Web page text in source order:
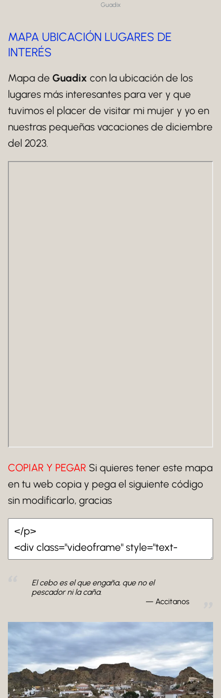
Guadix
MAPA UBICACIÓN LUGARES DE
INTERÉS
Mapa de Guadix con la ubicación de los
lugares más interesantes para ver y que
tuvimos el placer de visitar mi mujer y yo en
nuestras pequeñas vacaciones de diciembre
del 2023.
COPIAR Y PEGAR Si quieres tener este mapa
en tu web copia y pega el siguiente código
sin modificarlo, gracias
El cebo es el que engaña, que no el
pescador ni la caña.
Accitanos